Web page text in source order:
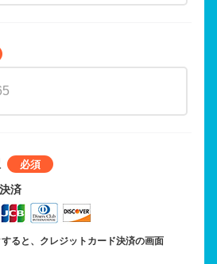
済
ると、クレジットカード決済の画面